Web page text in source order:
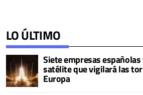
LO ÚLTIMO
Siete empresas
satélite que vigilará las
Europa